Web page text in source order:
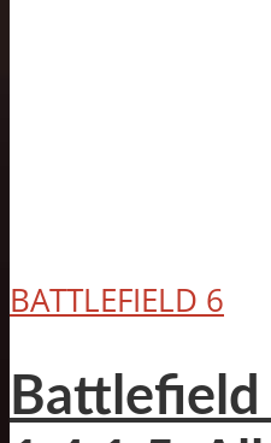
BATTLEFIELD 6